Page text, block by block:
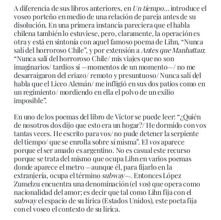
A diferencia de sus libros anteriores, en Un tiempo…introduce el
voseo porteño en medio de una relación de pareja antes de su
disolución. En una primera instancia pareciera que el habla
chilena también lo estuviese, pero, claramente, la operación es
otra y está en sintonía con aquel famoso poema de Lihn, “Nunca
salí del horroroso Chile”, y por extensión aAntes que Manhattan:
“Nunca salí del horroroso Chile/ mis viajes que no son
imaginarios/ tardíos sí —momentos de un momento—/ no me
desarraigaron del eriazo/ remoto y presuntuoso/ Nunca salí del
habla que el Liceo Alemán/ me infligió en sus dos patios como en
un regimiento/ mordiendo en ella el polvo de un exilio
imposible”.
En uno de los poemas del libro de Víctor se puede leer: “¿Quién
de nosotros dos dijo que esto era un hogar?/ He dormido con vos
tantas veces. He escrito para vos/ no pude detener la serpiente
del tiempo/ que se enrolla sobre sí misma”. El vosaparece
porque el ser amado es argentino. No es casual este recurso
porque se trata del mismo que ocupa Lihn en varios poemas
donde aparece el metro —aunque él, para fijarlo en la
extranjería, ocupa el término subway—. Entonces López
Zumelzu encuentra una denominación (el vos) que opera como
nacionalidad del amor; es decir que tal como Lihn fija con el
subwayel espacio de su lírica (Estados Unidos), este poeta fija
con el voseo el contexto de su lírica.